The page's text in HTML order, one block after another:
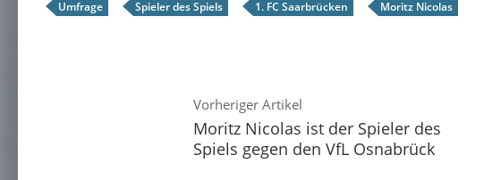
Umfrage Spieler des Spiels 1. FC Saarbrücken Moritz Nicolas
Vorheriger Artikel
Moritz Nicolas ist der Spieler des
Spiels gegen den VfL Osnabrück